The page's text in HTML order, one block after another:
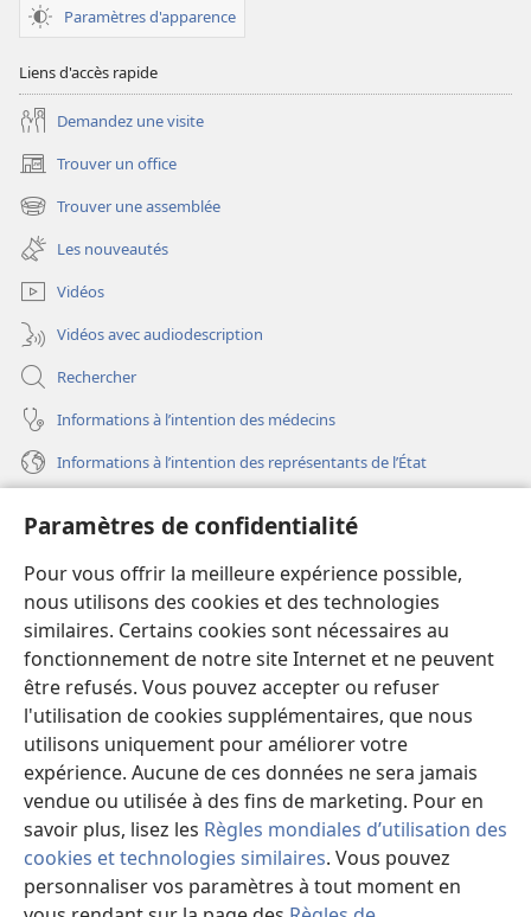
Paramètres de confidentialité
Pour vous offrir la meilleure expérience possible,
nous utilisons des cookies et des technologies
similaires. Certains cookies sont nécessaires au
fonctionnement de notre site Internet et ne peuvent
être refusés. Vous pouvez accepter ou refuser
l'utilisation de cookies supplémentaires, que nous
utilisons uniquement pour améliorer votre
expérience. Aucune de ces données ne sera jamais
vendue ou utilisée à des fins de marketing. Pour en
savoir plus, lisez les Règles mondiales d’utilisation des
cookies et technologies similaires. Vous pouvez
personnaliser vos paramètres à tout moment en
Jéhovah
Paramètres d'apparence
Liens d'accès rapide
Demandez une visite
Trouver un office
(ouvre
une
nouvelle
fenêtre)
Trouver une assemblée
(ouvre
une
nouvelle
fenêtre)
Les nouveautés
Vidéos
Vidéos avec audiodescription
Rechercher
Informations à l’intention des médecins
Informations à l’intention des représentants de l’État
(ouvre
une
nouvelle
fenêtre)
Bibliothèque en ligne
(ouvre
une
nouvelle
fenêtre)
JW Hub®
(ouvre
une
nouvelle
fenêtre)
JW Library
Watchtower Library
Copyright© 2026 Watch Tower Bible and Tract Society of Pennsylvania.